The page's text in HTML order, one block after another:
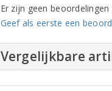
Er zijn geen
Geef als eerste een
Vergelijkbare